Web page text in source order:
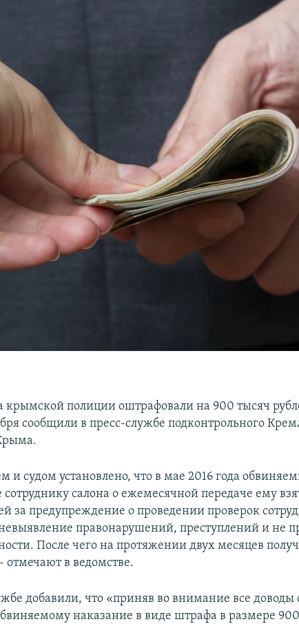
крымской полиции оштрафовали на 900 тысяч
сообщили в пресс-службе подконтрольного
и судом установлено, что в мае 2016 года
сотруднику салона о ежемесячной передаче ему
за предупреждение о проведении проверок
правонарушений, преступлений и не
После чего на протяжении двух месяцев
отмечают в ведомстве.
добавили, что «приняв во внимание все доводы
наказание в виде штрафа в размере